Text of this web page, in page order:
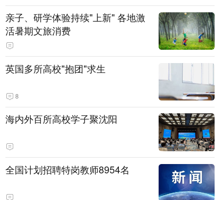
亲子、研学体验持续"上新" 各地激
活暑期文旅消费
英国多所高校"抱团"求生
8
海内外百所高校学子聚沈阳
全国计划招聘特岗教师8954名